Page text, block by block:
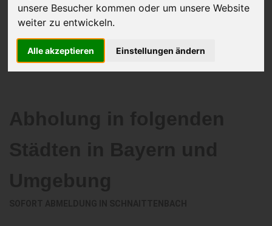
unsere Besucher kommen oder um unsere Website
weiter zu entwickeln.
Alle akzeptieren Einstellungen ändern
Abholung, auf Wunsch sofort Geld. Ihre Daten werden nicht mit Dritten